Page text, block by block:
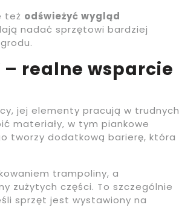
też odświeżyć wygląd
nadać sprzętowi bardziej
– realne wsparcie
jej elementy pracują w trudnych
materiały, w tym piankowe
tworzy dodatkową barierę, która
trampoliny, a
zużytych części. To szczególnie
sprzęt jest wystawiony na